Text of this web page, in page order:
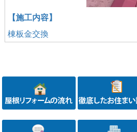
【施工内容】
棟板金交換